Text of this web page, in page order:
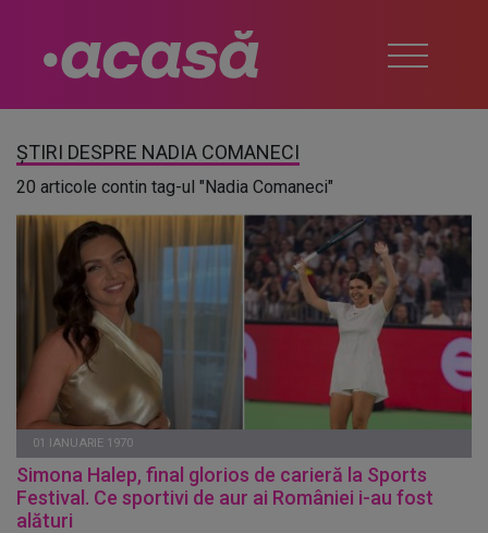
ȘTIRI DESPRE NADIA COMANECI
20 articole contin tag-ul "Nadia Comaneci"
01 IANUARIE 1970
Simona Halep, final glorios de carieră la Sports
Festival. Ce sportivi de aur ai României i-au fost
alături